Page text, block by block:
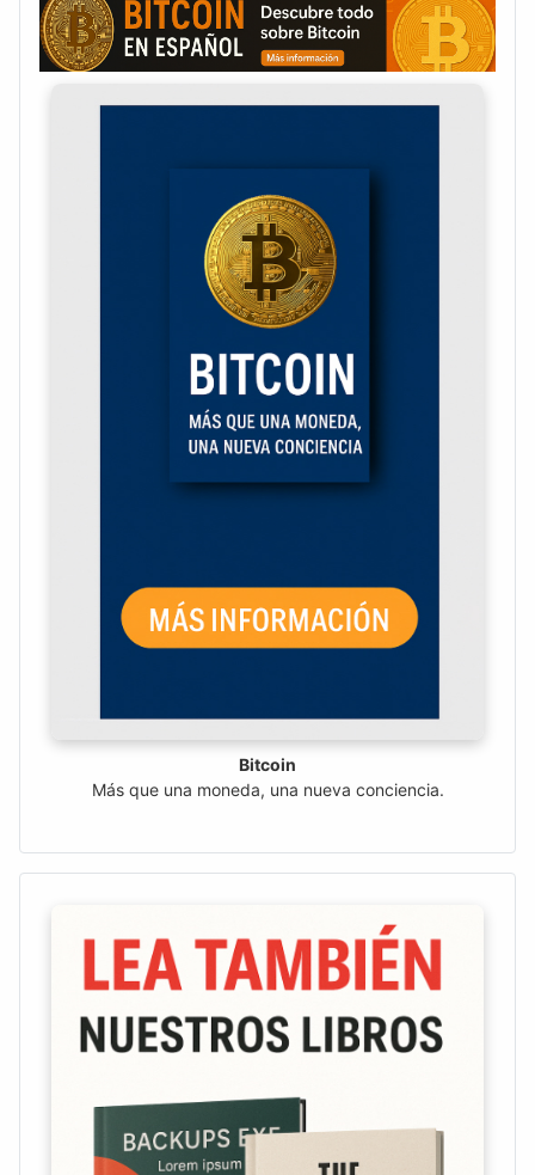
Bitcoin
Más que una moneda, una nueva conciencia.